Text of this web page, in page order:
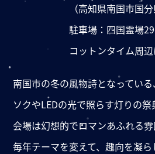
（高知県南国市国
駐車場：四国霊場
コットンタイム周
南国市の冬の風物詩となってい
ソクやLEDの光で照らす灯りの祭
会場は幻想的でロマンあふれる雰
毎年テーマを変えて、趣向を凝ら